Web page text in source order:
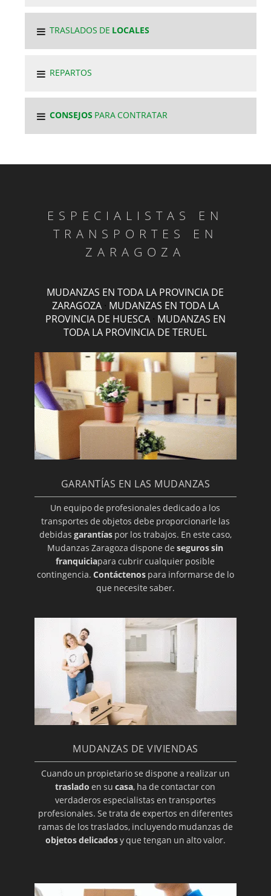
TRASLADOS DE LOCALES
REPARTOS
CONSEJOS PARA CONTRATAR
ESPECIALISTAS EN
TRANSPORTES EN
ZARAGOZA
MUDANZAS EN TODA LA PROVINCIA DE
ZARAGOZA· MUDANZAS EN TODA LA
PROVINCIA DE HUESCA· MUDANZAS EN
TODA LA PROVINCIA DE TERUEL
GARANTÍAS EN LAS MUDANZAS
Un equipo de profesionales dedicado a los
transportes de objetos debe proporcionarle las
debidas garantíaspor los trabajos. En este caso,
Mudanzas Zaragoza dispone deseguros sin
franquiciapara cubrir cualquier posible
contingencia. Contáctenospara informarse de lo
que necesite saber.
MUDANZAS DE VIVIENDAS
Cuando un propietario se dispone a realizar un
traslado en sucasa, ha de contactar con
verdaderos especialistas en transportes
profesionales. Se trata de expertos en diferentes
ramas de los traslados, incluyendo mudanzas de
objetos delicadosy que tengan un alto valor.